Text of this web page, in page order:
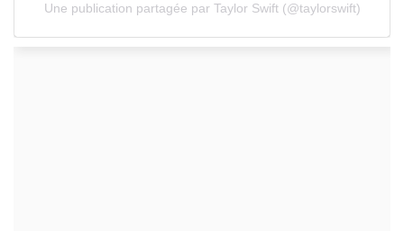
Une publication partagée par Taylor Swift (@taylorswift)